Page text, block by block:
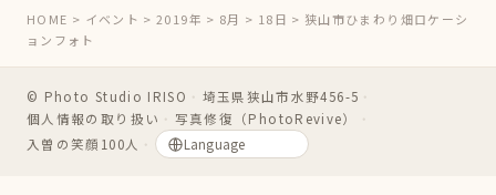
HOME > イベント >2019年 > 8月 > 18日 > 狭山市ひまわり畑ロケーシ
ョンフォト
© Photo Studio IRISO ・ 埼玉県狭山市水野456-5 ・
個人情報の取り扱い ・ 写真修復（PhotoRevive）
・
入曽の笑顔100人 ・